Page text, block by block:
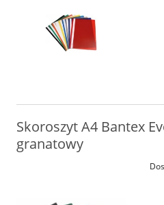
Skoroszyt A4 Bantex
granatowy